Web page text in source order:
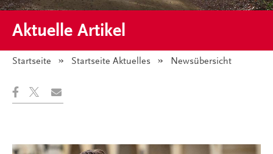
Aktuelle Artikel
Startseite Startseite Aktuelles Angezeigt:
Newsübersicht